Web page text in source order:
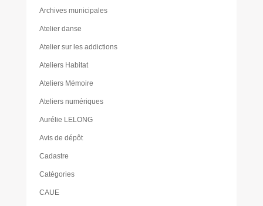
Archives municipales
Atelier danse
Atelier sur les addictions
Ateliers Habitat
Ateliers Mémoire
Ateliers numériques
Aurélie LELONG
Avis de dépôt
Cadastre
Catégories
CAUE